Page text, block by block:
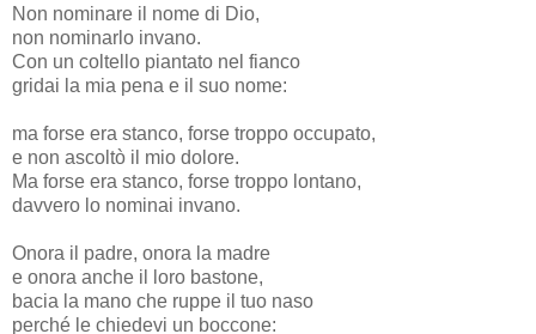
Non nominare il nome di Dio,
non nominarlo invano.
Con un coltello piantato nel fianco
gridai la mia pena e il suo nome:
ma forse era stanco, forse troppo occupato,
e non ascoltò il mio dolore.
Ma forse era stanco, forse troppo lontano,
davvero lo nominai invano.
Onora il padre, onora la madre
e onora anche il loro bastone,
bacia la mano che ruppe il tuo naso
perché le chiedevi un boccone: